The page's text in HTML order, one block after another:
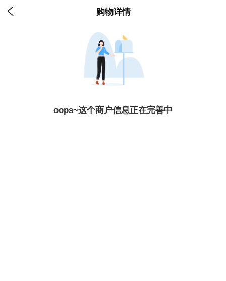
 购物详情
oops~这个商户信息正在完善中